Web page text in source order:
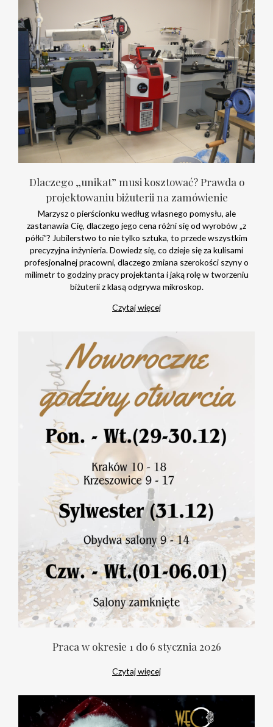
Dlaczego „unikat” musi kosztować? Prawda o
projektowaniu biżuterii na zamówienie
Marzysz o pierścionku według własnego pomysłu, ale
zastanawia Cię, dlaczego jego cena różni się od wyrobów „z
półki”? Jubilerstwo to nie tylko sztuka, to przede wszystkim
precyzyjna inżynieria. Dowiedz się, co dzieje się za kulisami
profesjonalnej pracowni, dlaczego zmiana szerokości szyny o
milimetr to godziny pracy projektanta i jaką rolę w tworzeniu
biżuterii z klasą odgrywa mikroskop.
Czytaj więcej
Praca w okresie 1 do 6 stycznia 2026
Czytaj więcej